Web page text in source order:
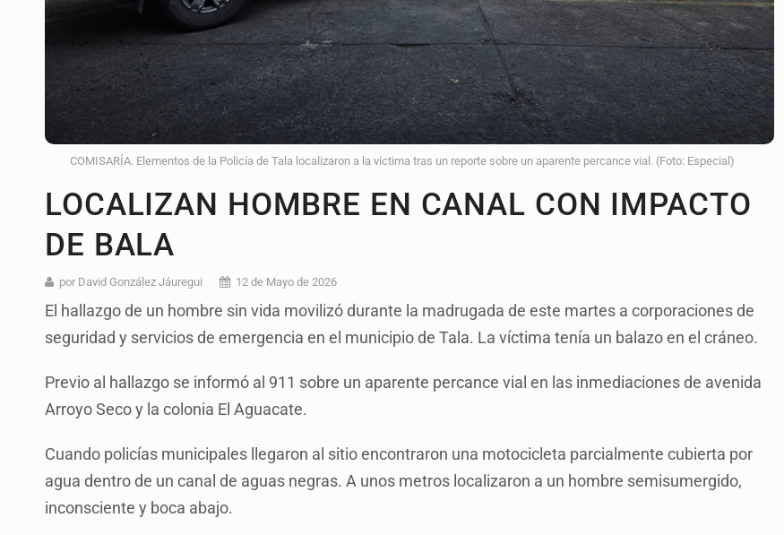
COMISARÍA. Elementos de la Policía de Tala localizaron a la víctima tras un reporte sobre un aparente percance vial. (Foto: Especial)
LOCALIZAN HOMBRE EN CANAL CON IMPACTO
DE BALA
por David González Jáuregui 12 de Mayo de 2026
El hallazgo de un hombre sin vida movilizó durante la madrugada de este martes a corporaciones de
seguridad y servicios de emergencia en el municipio de Tala. La víctima tenía un balazo en el cráneo.
Previo al hallazgo se informó al 911 sobre un aparente percance vial en las inmediaciones de avenida
Arroyo Seco y la colonia El Aguacate.
Cuando policías municipales llegaron al sitio encontraron una motocicleta parcialmente cubierta por
agua dentro de un canal de aguas negras. A unos metros localizaron a un hombre semisumergido,
inconsciente y boca abajo.